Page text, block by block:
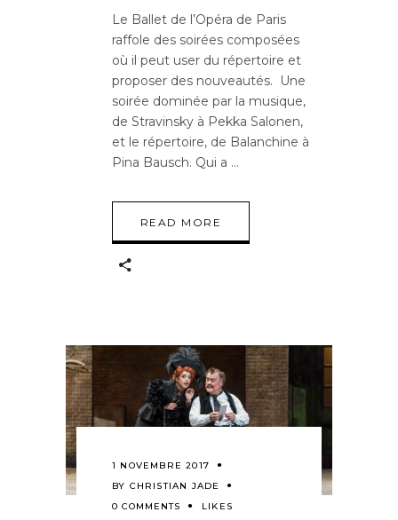
Le Ballet de l’Opéra de Paris
raffole des soirées composées
où il peut user du répertoire et
proposer des nouveautés. Une
soirée dominée par la musique,
de Stravinsky à Pekka Salonen,
et le répertoire, de Balanchine à
Pina Bausch. Qui a
READ MORE
1 NOVEMBRE 2017
BY CHRISTIAN JADE
0 COMMENTS
LIKES